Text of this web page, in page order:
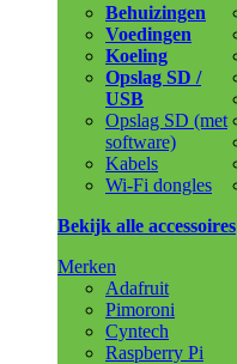
Behuizingen
Voedingen
Koeling
Opslag SD /
USB
Opslag SD (met
software)
Kabels
Wi-Fi dongles
Bekijk alle accessoires
Merken
Adafruit
Pimoroni
Cyntech
Raspberry Pi